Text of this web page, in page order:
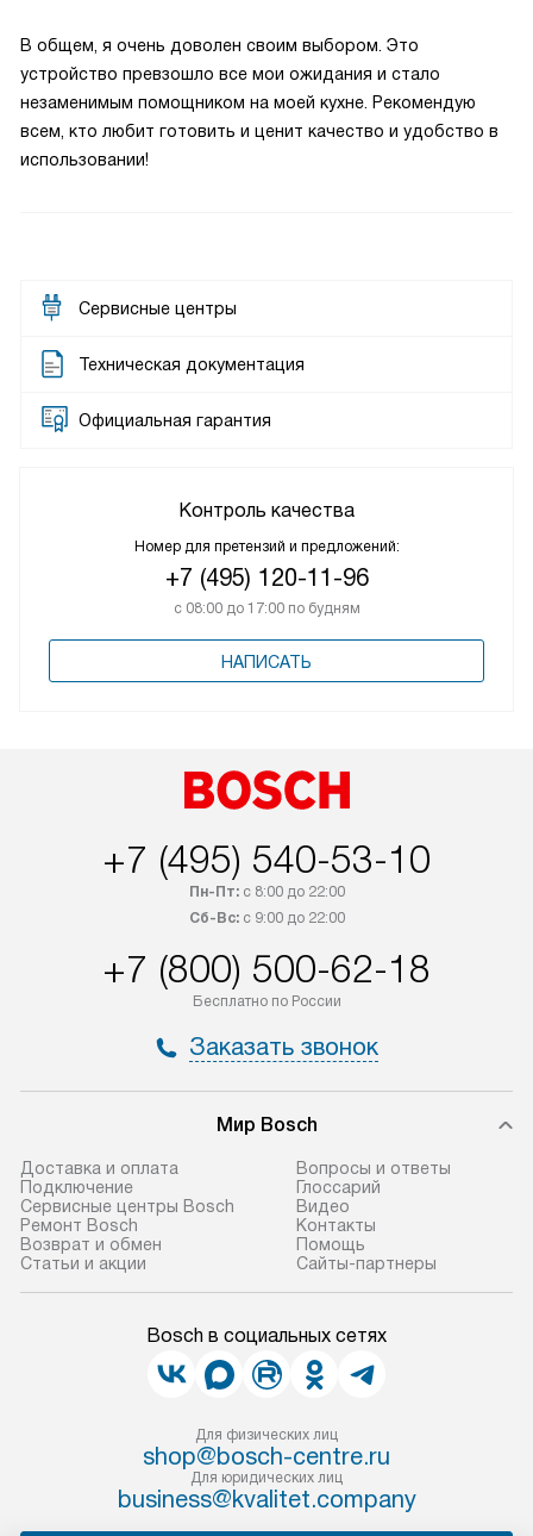
В общем, я очень доволен своим выбором. Это
устройство превзошло все мои ожидания и стало
незаменимым помощником на моей кухне. Рекомендую
всем, кто любит готовить и ценит качество и удобство в
использовании!
Сервисные центры
Техническая документация
Официальная гарантия
Контроль качества
Номер для претензий и предложений:
+7 (495) 120-11-96
с 08:00 до 17:00 по будням
НАПИСАТЬ
+7 (495) 540-53-10
Пн-Пт:с 8:00 до 22:00
Сб-Вс:с 9:00 до 22:00
+7 (800) 500-62-18
Бесплатно по России
Заказать звонок
Мир Bosch
Доставка и оплата
Подключение
Сервисные центры Bosch
Ремонт Bosch
Возврат и обмен
Статьи и акции
Вопросы и ответы
Глоссарий
Видео
Контакты
Помощь
Сайты-партнеры
Bosch в социальных сетях
Для физических лиц
shop@bosch-centre.ru
Для юридических лиц
business@kvalitet.company